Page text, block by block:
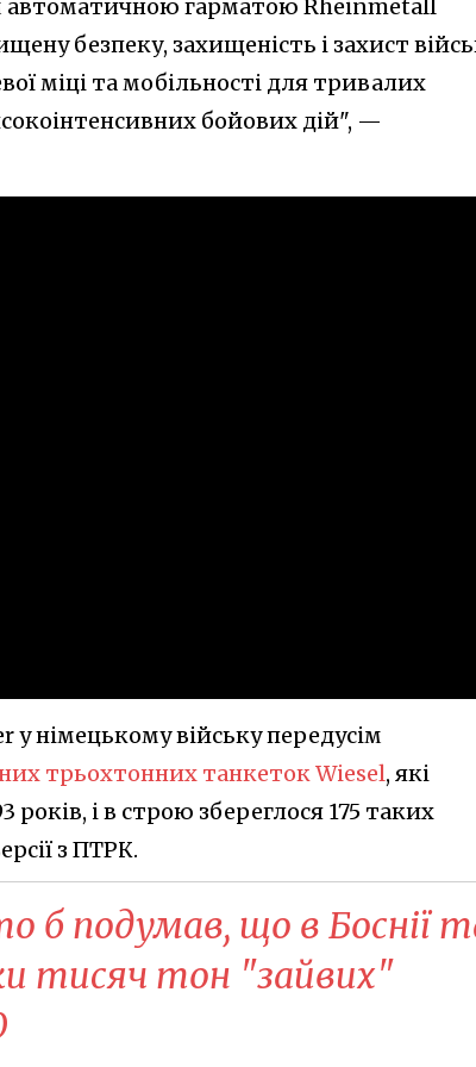
гарматою Rheinmetall
безпеку, захищеність і захист
міці та мобільності для тривалих
бойових дій", —
німецькому війську передусім
трьохтонних танкеток Wiesel, які
і в строю збереглося 175 таких
з ПТРК.
б подумав, що в Боснії
тисяч тон "зайвих"